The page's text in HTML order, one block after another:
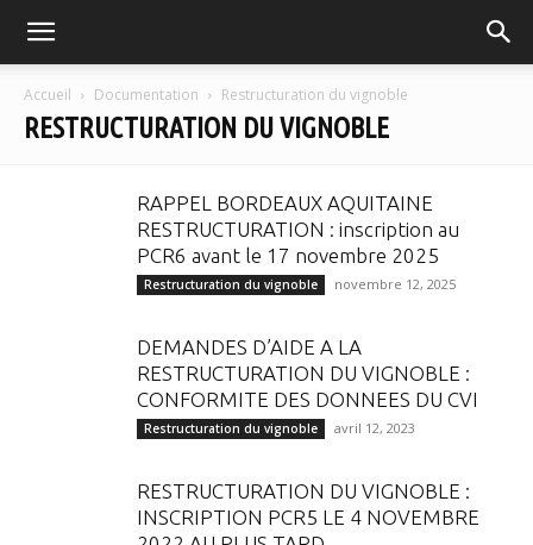
FGVB
Accueil Documentation Restructuration du vignoble
RESTRUCTURATION DU VIGNOBLE
RAPPEL BORDEAUX AQUITAINE
RESTRUCTURATION : inscription au
PCR6 avant le 17 novembre 2025
Restructuration du vignoble novembre 12, 2025
DEMANDES D’AIDE A LA
RESTRUCTURATION DU VIGNOBLE :
CONFORMITE DES DONNEES DU CVI
Restructuration du vignoble avril 12, 2023
RESTRUCTURATION DU VIGNOBLE :
INSCRIPTION PCR5 LE 4 NOVEMBRE